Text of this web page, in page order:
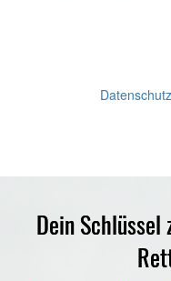
Datenschutz
Dein